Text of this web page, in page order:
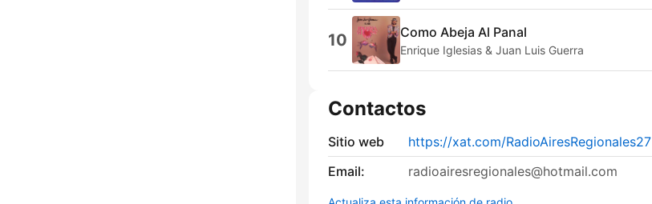
10 Como Abeja Al Panal
Enrique Iglesias & Juan Luis Guerra
Contactos
Sitio web
https://xat.com/RadioAiresRegionales27
Email:
radioairesregionales@hotmail.com